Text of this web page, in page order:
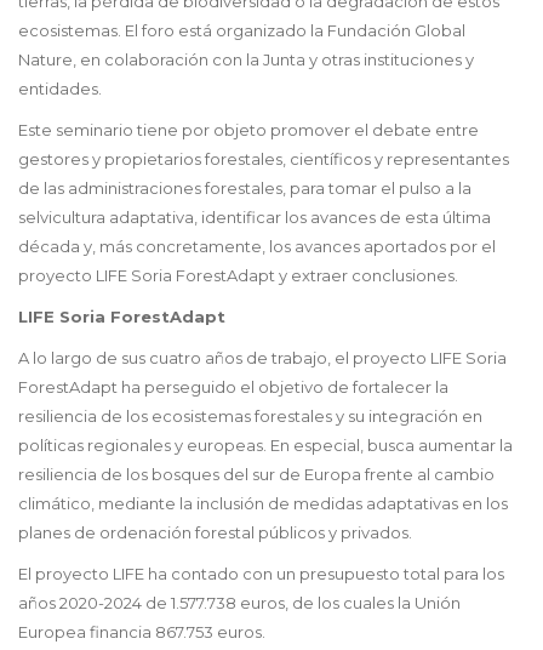
ecosistemas. El foro está organizado la Fundación Global
Nature, en colaboración con la Junta y otras instituciones y
entidades.
Este seminario tiene por objeto promover el debate entre
gestores y propietarios forestales, científicos y representantes
de las administraciones forestales, para tomar el pulso a la
selvicultura adaptativa, identificar los avances de esta última
década y, más concretamente, los avances aportados por el
proyecto LIFE Soria ForestAdapt y extraer conclusiones.
LIFE Soria ForestAdapt
A lo largo de sus cuatro años de trabajo, el proyecto LIFE Soria
ForestAdapt ha perseguido el objetivo de fortalecer la
resiliencia de los ecosistemas forestales y su integración en
políticas regionales y europeas. En especial, busca aumentar la
resiliencia de los bosques del sur de Europa frente al cambio
climático, mediante la inclusión de medidas adaptativas en los
planes de ordenación forestal públicos y privados.
El proyecto LIFE ha contado con un presupuesto total para los
años 2020-2024 de 1.577.738 euros, de los cuales la Unión
Europea financia 867.753 euros.